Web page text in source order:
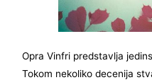
Opra Vinfri predstavlja
Tokom nekoliko decenija